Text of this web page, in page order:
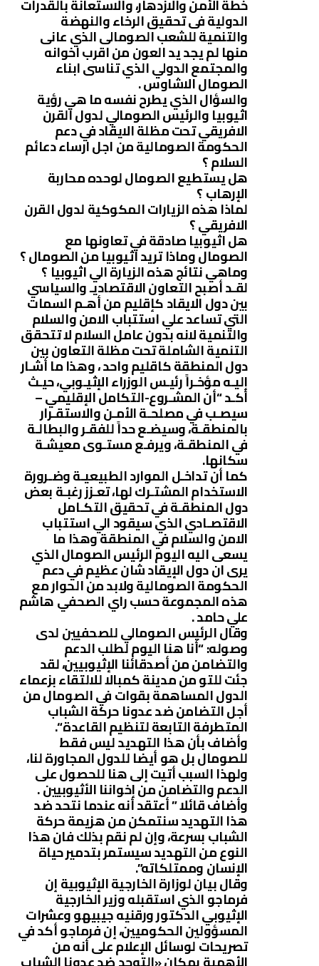
خطة الأمن والازدهار، والاستعانة بالقدرات
الدولية فى تحقيق الرخاء والنهضة
والتنمية للشعب الصومالى الذي عانى
منها لم يجد يد العون من اقرب اخوانه
والمجتمع الدولي الذي تناسى ابناء
الصومال الاشاوس .
والسؤال الذي يطرح نفسه ما هي رؤية
اثيوبيا والرئيس الصومالي لدول القرن
الافريقي تحت مظلة الايقاد في دعم
الحكومة الصومالية من اجل ارساء دعائم
السلام ؟
هل يستطيع الصومال لوحده محاربة
الإرهاب ؟
لماذا هذه الزيارات المكوكية لدول القرن
الافريقي ؟
هل اثيوبيا صادقة في تعاونها مع
الصومال وماذا تريد اثيوبيا من الصومال ؟
وماهي نتائج هذه الزيارة الي اثيوبيا ؟
لقـد أصبح التعاون الاقتصاديـ والسياسي
بين دول الايقاد كإقليم من أهـم السمات
التي تساعد علي استتباب الامن والسلام
والتنمية لانه بدون عامل السلام لا تتحقق
التنمية الشاملة تحت مظلة التعاون بين
دول المنطقة كاقليم واحد ، وهذا ما أشـار
إليـه مؤخـراً رئيـس الوزراء الإثيـوبي، حيـث
أكـد “أن المشـروع-التكامل الإقليمي –
سيصـب في مصلحـة الأمـن والاستقـرار
بالمنطقـة، وسيضـع حداً للفقـر والبطالـة
في المنطقـة، ويرفـع مستـوى معيشـة
سكانها.
كما أن تداخـل الموارد الطبيعيـة وضـرورة
الاستخدام المشتـرك لها، تعـزز رغبـة بعض
دول المنطقـة في تحقيق التكـامل
الاقتصـادي الذي سيقود الي استتباب
الامن والسلام في المنطقة وهذا ما
يسعى اليه اليوم الرئيس الصومال الذي
يرى ان دول الإيقاد شان عظيم في دعم
الحكومة الصومالية ولابد من الحوار مع
هذه المجموعة حسب راي الصحفي هاشم
علي حامد .
وقال الرئيس الصومالي للصحفيين لدى
وصوله: “أنا هنا اليوم لطلب الدعم
والتضامن من أصدقائنا الإثيوبيين، لقد
جئت للتو من مدينة كمبالا للالتقاء بزعماء
الدول المساهمة بقوات في الصومال من
أجل التضامن ضد عدونا حركة الشباب
المتطرفة التابعة لتنظيم القاعدة “.
وأضاف بأن هذا التهديد ليس فقط
للصومال بل هو أيضا للدول المجاورة لنا،
ولهذا السبب أتيت إلى هنا للحصول على
الدعم والتضامن من إخواننا الأثيوبيين .
وأضاف قائلا ” أعتقد أنه عندما نتحد ضد
هذا التهديد سنتمكن من هزيمة حركة
الشباب بسرعة، وإن لم نقم بذلك فان هذا
النوع من التهديد سيستمر بتدمير حياة
الإنسان وممتلكاته”.
وقال بيان لوزارة الخارجية الإثيوبية إن
فرماجو الذي استقبله وزير الخارجية
الإثيوبي الدكتور ورقنيه جيبيهو وعشرات
المسؤولين الحكوميين، إن فرماجو أكد في
تصريحات لوسائل الإعلام على أنه من